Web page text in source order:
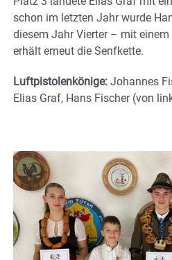
schon im letzten Jahr wurde
diesem Jahr Vierter – mit einem
erhält erneut die Senfkette.
Luftpistolenkönige: Johannes
Elias Graf, Hans Fischer (von